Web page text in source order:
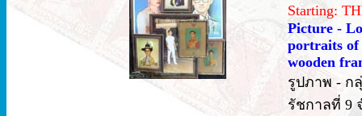
Starting:
Picture -
portraits of
wooden
รูปภาพ - ก
รัชกาลที่ 9